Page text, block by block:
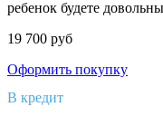
ребенок будете
19 700 руб
Оформить покупку
В кредит